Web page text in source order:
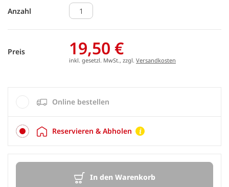
Anzahl
Preis 19,50 €
inkl. gesetzl. MwSt., zzgl. Versandkosten
Online bestellen
Reservieren & Abholen
In den Warenkorb